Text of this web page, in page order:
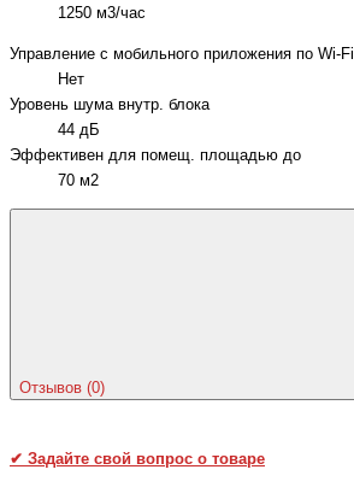
1250 м3/час
Управление c мобильного приложения по Wi-Fi
Нет
Уровень шума внутр. блока
44 дБ
Эффективен для помещ. площадью до
70 м2
Отзывов (0)
✔ Задайте свой вопрос о товаре